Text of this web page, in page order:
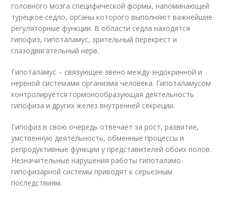
головного мозга специфической формы, напоминающей
турецкое седло, органы которого выполняют важнейшие
регуляторные функции. В области седла находятся
гипофиз, гипоталамус, зрительный перекрест и
глазодвигательный нерв.
Гипоталамус – связующее звено между эндокринной и
нервной системами организма человека. Гипоталамусом
контролируется гормонообразующая деятельность
гипофиза и других желез внутренней секреции.
Гипофиз в свою очередь отвечает за рост, развитие,
умственную деятельность, обменные процессы и
репродуктивные функции у представителей обоих полов.
Незначительные нарушения работы гипоталамо-
гипофизарной системы приводят к серьезным
последствиям.